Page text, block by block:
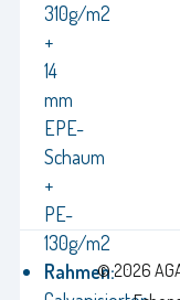
310g/m2
+
14
mm
EPE-
Schaum
+
PE-
130g/m2
Rahmen:© 2026